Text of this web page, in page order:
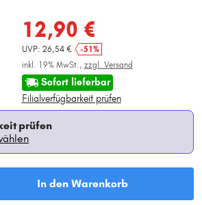
12,90 €
UVP: 26,54 €
-51%
inkl. 19% MwSt., zzgl. Versand
Sofort lieferbar
Filialverfügbarkeit prüfen
prüfen
In den Warenkorb